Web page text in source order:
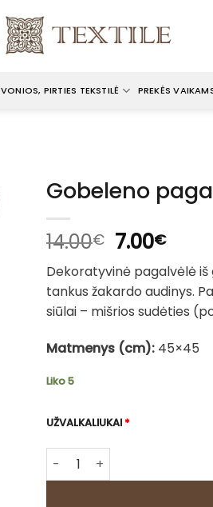
VONIOS, PIRTIES TEKSTILĖ PREKĖS
Gobeleno
14.00€ Original
price
was:
14.00€.
7.00€
price
is:
Dekoratyvinė pagalvėlė
tankus žakardo audinys.
siūlai – mišrios sudėties
Matmenys (cm): 45×45
Liko 5
UŽVALKALIUKAI*
produkto kiekis: Gobeleno